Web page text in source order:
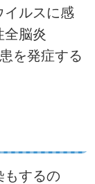
イルスに感
全脳炎
を発症する
もするの